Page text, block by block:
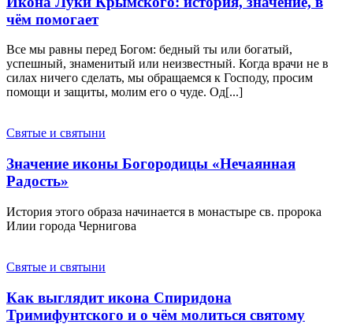
чём помогает
Все мы равны перед Богом: бедный ты или богатый,
успешный, знаменитый или неизвестный. Когда врачи не в
силах ничего сделать, мы обращаемся к Господу, просим
помощи и защиты, молим его о чуде. Од[...]
Святые и святыни
Значение иконы Богородицы «Нечаянная
Радость»
История этого образа начинается в монастыре св. пророка
Илии города Чернигова
Святые и святыни
Как выглядит икона Спиридона
Тримифунтского и о чём молиться святому